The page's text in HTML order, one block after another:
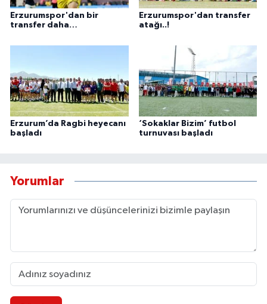
Erzurumspor'dan bir
transfer daha…
Erzurumspor'dan transfer
atağı..!
Erzurum’da Ragbi heyecanı
başladı
‘Sokaklar Bizim’ futbol
turnuvası başladı
Yorumlar